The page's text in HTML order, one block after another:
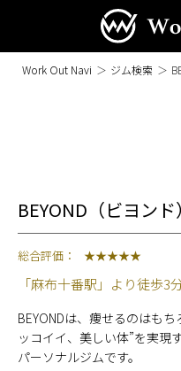
Work Out Navi ＞ ジム検索 ＞
BEYOND（ビヨン
総合評価： ★★★★★
「麻布十番駅」より徒歩3
BEYONDは、痩せるのはも
ッコイイ、美しい体”を実現
パーソナルジムです。